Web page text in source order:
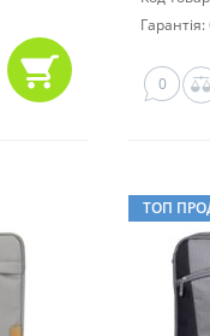
Гарантія:
0
ТОП